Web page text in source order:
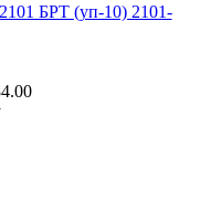
БРТ (уп-10) 2101-